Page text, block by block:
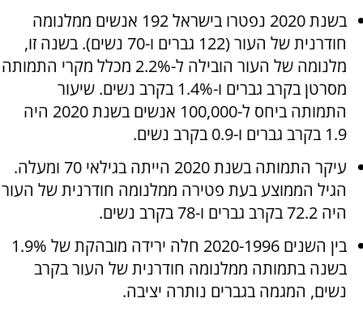
בשנת 2020 נפטרו בישראל 192 אנשים ממלנומה
חודרנית של העור (122 גברים ו-70 נשים). בשנה זו,
מלנומה של העור הובילה ל-2.2% מכלל מקרי התמותה
מסרטן בקרב גברים ו-1.4% בקרב נשים. שיעור
התמותה ביחס ל-100,000 אנשים בשנת 2020 היה
1.9 בקרב גברים ו-0.9 בקרב נשים.
עיקר התמותה בשנת 2020 הייתה בגילאי 70 ומעלה.
הגיל הממוצע בעת פטירה ממלנומה חודרנית של העור
היה 72.2 בקרב גברים ו-78 בקרב נשים.
בין השנים 2020-1996 חלה ירידה מובהקת של 1.9%
בשנה בתמותה ממלנומה חודרנית של העור בקרב
נשים, המגמה בגברים נותרה יציבה.